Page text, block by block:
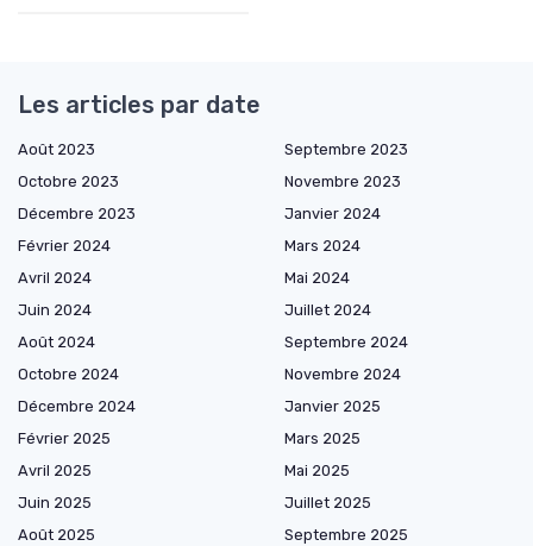
Les articles par date
Août 2023
Septembre 2023
Octobre 2023
Novembre 2023
Décembre 2023
Janvier 2024
Février 2024
Mars 2024
Avril 2024
Mai 2024
Juin 2024
Juillet 2024
Août 2024
Septembre 2024
Octobre 2024
Novembre 2024
Décembre 2024
Janvier 2025
Février 2025
Mars 2025
Avril 2025
Mai 2025
Juin 2025
Juillet 2025
Août 2025
Septembre 2025